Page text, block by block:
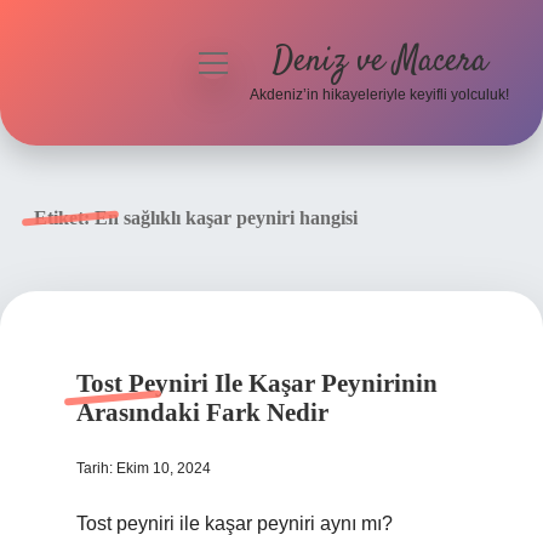
menüyü Deniz ve Macera
Akdeniz’in hikayeleriyle keyifli yolculuk!
Etiket:En sağlıklı kaşar peyniri hangisi
Tost Peyniri Ile Kaşar Peynirinin
Arasındaki Fark Nedir
Tarih: Ekim 10, 2024
Tost peyniri ile kaşar peyniri aynı mı?